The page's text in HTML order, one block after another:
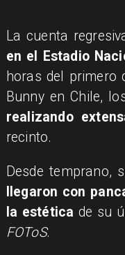
La cuenta
en el Estadio
horas del primero
Bunny en Chile,
realizando
recinto.
Desde temprano,
llegaron con
la estética de su
FOToS.